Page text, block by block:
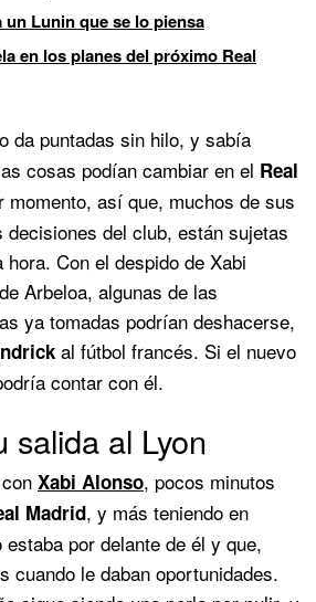
un Lunin que se lo piensa
en los planes del próximo Real
da puntadas sin hilo, y sabía
cosas podían cambiar en el Real
momento, así que, muchos de sus
decisiones del club, están sujetas
Con el despido de Xabi
Arbeloa, algunas de las
ya tomadas podrían deshacerse,
al fútbol francés. Si el nuevo
contar con él.
salida al Lyon
Xabi Alonso, pocos minutos
Madrid, y más teniendo en
por delante de él y que,
cuando le daban oportunidades.